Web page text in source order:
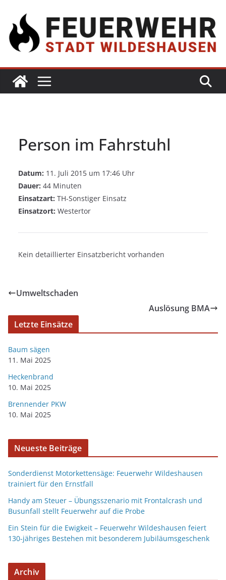
Person im Fahrstuhl
Datum: 11. Juli 2015 um 17:46 Uhr
Dauer: 44 Minuten
Einsatzart: TH-Sonstiger Einsatz
Einsatzort: Westertor
Kein detaillierter Einsatzbericht vorhanden
Umweltschaden
Auslösung BMA
Letzte Einsätze
Baum sägen
11. Mai 2025
Heckenbrand
10. Mai 2025
Brennender PKW
10. Mai 2025
Neueste Beiträge
Sonderdienst Motorkettensäge: Feuerwehr Wildeshausen
trainiert für den Ernstfall
Handy am Steuer – Übungsszenario mit Frontalcrash und
Busunfall stellt Feuerwehr auf die Probe
Ein Stein für die Ewigkeit – Feuerwehr Wildeshausen feiert
130-jähriges Bestehen mit besonderem Jubiläumsgeschenk
Archiv